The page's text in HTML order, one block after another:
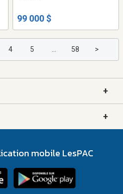
99 000 $
4 5 ... 58 >
+
+
mobile LesPAC